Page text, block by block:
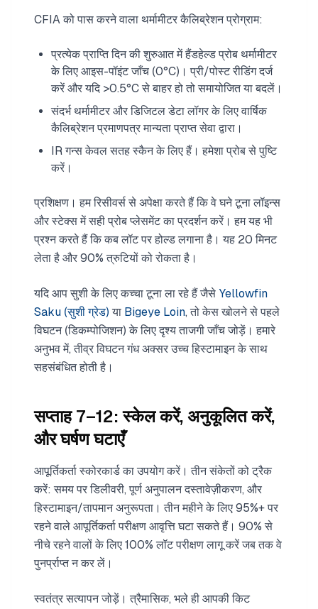
CFIA को पास करने वाला थर्मामीटर कैलिब्रेशन प्रोग्राम:
प्रत्येक प्राप्ति दिन की शुरुआत में हैंडहेल्ड प्रोब थर्मामीटर
के लिए आइस-पॉइंट जाँच (0°C)। प्री/पोस्ट रीडिंग दर्ज
करें और यदि >0.5°C से बाहर हो तो समायोजित या बदलें।
संदर्भ थर्मामीटर और डिजिटल डेटा लॉगर के लिए वार्षिक
कैलिब्रेशन प्रमाणपत्र मान्यता प्राप्त सेवा द्वारा।
IR गन्स केवल सतह स्कैन के लिए हैं। हमेशा प्रोब से पुष्टि
करें।
प्रशिक्षण। हम रिसीवर्स से अपेक्षा करते हैं कि वे घने टूना लॉइन्स
और स्टेक्स में सही प्रोब प्लेसमेंट का प्रदर्शन करें। हम यह भी
प्रश्न करते हैं कि कब लॉट पर होल्ड लगाना है। यह 20 मिनट
लेता है और 90% त्रुटियों को रोकता है।
यदि आप सुशी के लिए कच्चा टूना ला रहे हैं जैसे Yellowfin
Saku (सुशी ग्रेड) या Bigeye Loin, तो केस खोलने से पहले
विघटन (डिकम्पोजिशन) के लिए दृश्य ताजगी जाँच जोड़ें। हमारे
अनुभव में, तीव्र विघटन गंध अक्सर उच्च हिस्टामाइन के साथ
सहसंबंधित होती है।
सप्ताह 7–12: स्केल करें, अनुकूलित करें,
और घर्षण घटाएँ
आपूर्तिकर्ता स्कोरकार्ड का उपयोग करें। तीन संकेतों को ट्रैक
करें: समय पर डिलीवरी, पूर्ण अनुपालन दस्तावेज़ीकरण, और
हिस्टामाइन/तापमान अनुरूपता। तीन महीने के लिए 95%+ पर
रहने वाले आपूर्तिकर्ता परीक्षण आवृत्ति घटा सकते हैं। 90% से
नीचे रहने वालों के लिए 100% लॉट परीक्षण लागू करें जब तक वे
पुनर्प्राप्त न कर लें।
स्वतंत्र सत्यापन जोड़ें। त्रैमासिक, भले ही आपकी किट